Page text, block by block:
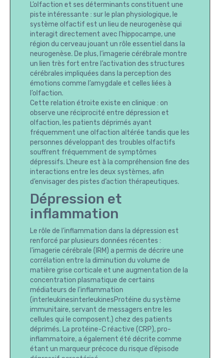
L’olfaction et ses déterminants constituent une
piste intéressante : sur le plan physiologique, le
système olfactif est un lieu de neurogenèse qui
interagit directement avec l’hippocampe, une
région du cerveau jouant un rôle essentiel dans la
neurogenèse. De plus, l’imagerie cérébrale montre
un lien très fort entre l’activation des structures
cérébrales impliquées dans la perception des
émotions comme l’amygdale et celles liées à
l’olfaction.
Cette relation étroite existe en clinique : on
observe une réciprocité entre dépression et
olfaction, les patients déprimés ayant
fréquemment une olfaction altérée tandis que les
personnes développant des troubles olfactifs
souffrent fréquemment de symptômes
dépressifs. L’heure est à la compréhension fine des
interactions entre les deux systèmes, afin
d’envisager des pistes d’action thérapeutiques.
Dépression et
inflammation
Le rôle de l’inflammation dans la dépression est
renforcé par plusieurs données récentes :
l'imagerie cérébrale (IRM) a permis de décrire une
corrélation entre la diminution du volume de
matière grise corticale et une augmentation de la
concentration plasmatique de certains
médiateurs de l'inflammation
(interleukinesinterleukinesProtéine du système
immunitaire, servant de messagers entre les
cellules qui le composent.) chez des patients
déprimés. La protéine-C réactive (CRP), pro-
inflammatoire, a également été décrite comme
étant un marqueur précoce du risque d’épisode